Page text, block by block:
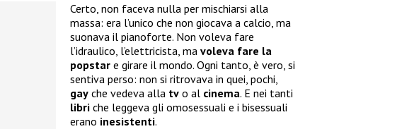
Certo, non faceva nulla per mischiarsi alla
massa: era l’unico che non giocava a calcio, ma
suonava il pianoforte. Non voleva fare
l’idraulico, l’elettricista, ma voleva fare la
popstar e girare il mondo. Ogni tanto, è vero, si
sentiva perso: non si ritrovava in quei, pochi,
gay che vedeva alla tv o al cinema. E nei tanti
libri che leggeva gli omosessuali e i bisessuali
erano inesistenti.